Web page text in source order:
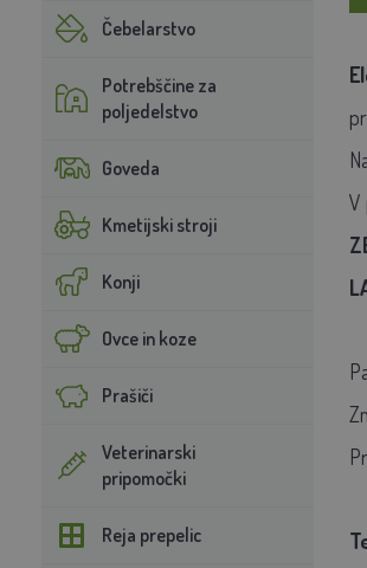
Čebelarstvo
Potrebščine za
poljedelstvo
Goveda
Kmetijski stroji
Konji
Ovce in koze
Prašiči
Veterinarski
pripomočki
Reja prepelic
V